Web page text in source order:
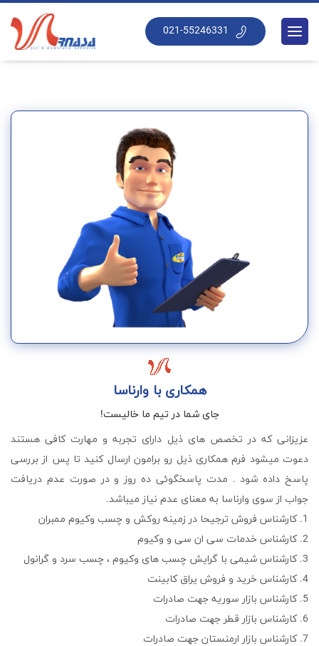
021-55246331
همکاری با وارناسا
جای شما در تیم ما خالیست!
عزیزانی که در تخصص های ذیل دارای تجربه و مهارت کافی هستند
دعوت میشود فرم همکاری ذیل رو برامون ارسال کنید تا پس از بررسی
پاسخ داده شود . مدت پاسخگوئی ده روز و در صورت عدم دریافت
جواب از سوی وارناسا به معنای عدم نیاز میباشد.
1. کارشناس فروش ترجیحا در زمینه روکش و چسب وکیوم ممبران
2. کارشناس خدمات سی ان سی و وکیوم
3. کارشناس شیمی با گرایش چسب های وکیوم ، چسب سرد و گرانول
4. کارشناس خرید و فروش یراق کابینت
5. کارشناس بازار سوریه جهت صادرات
6. کارشناس بازار قطر جهت صادرات
7. کارشناس بازار ارمنستان جهت صادرات